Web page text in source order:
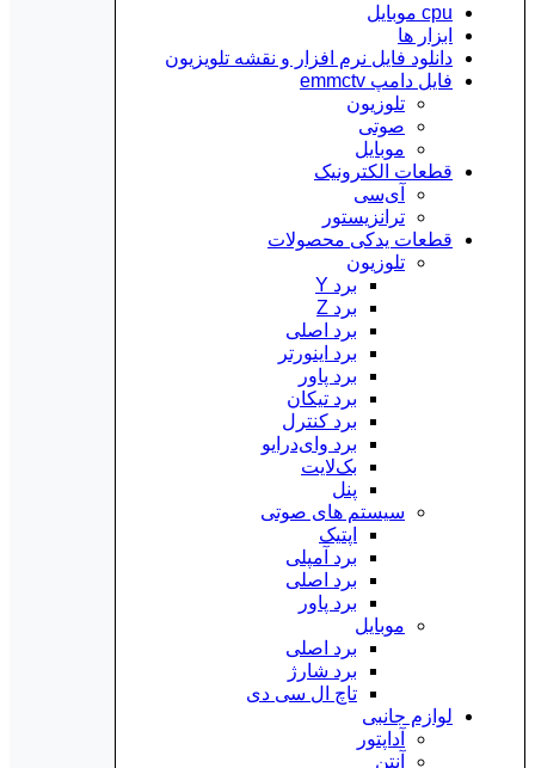
cpu موبایل
ابزار ها
دانلود فایل نرم افزار و نقشه تلویزیون
فایل دامپ emmctv
تلوزیون
صوتی
موبایل
قطعات الکترونیک
آی‌سی
ترانزیستور
قطعات یدکی محصولات
تلوزیون
برد Y
برد Z
برد اصلی
برد اینورتر
برد پاور
برد تیکان
برد کنترل
برد وای‌درایو
بک‌لایت
پنل
سیستم های صوتی
اپتیک
برد آمپلی
برد اصلی
برد پاور
موبایل
برد اصلی
برد شارژ
تاچ ال سی دی
لوازم جانبی
آداپتور
آنتن